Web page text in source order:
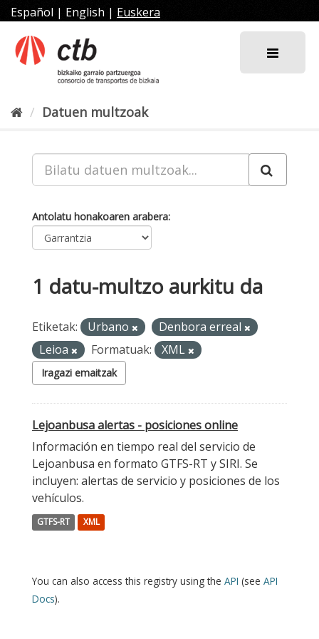
Joan
edukira
Español | English | Euskera
Datuen multzoak
Antolatu honakoaren arabera
1 datu-multzo aurkitu da
Etiketak: Urbano
Denbora erreal
Leioa
Formatuak: XML
Iragazi emaitzak
Lejoanbusa alertas - posiciones online
Información en tiempo real del servicio de
Lejoanbusa en formato GTFS-RT y SIRI. Se
incluyen: alertas de servicio y posiciones de los
vehículos.
GTFS-RT XML
You can also access this registry using the API (see API
Docs).